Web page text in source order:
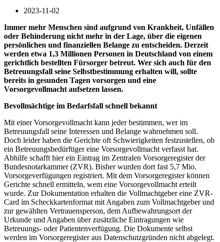
2023-11-02
Immer mehr Menschen sind aufgrund von Krankheit, Unfällen
oder Behinderung nicht mehr in der Lage, über die eigenen
persönlichen und finanziellen Belange zu entscheiden. Derzeit
werden etwa 1,3 Millionen Personen in Deutschland von einem
gerichtlich bestellten Fürsorger betreut. Wer sich auch für den
Betreuungsfall seine Selbstbestimmung erhalten will, sollte
bereits in gesunden Tagen vorsorgen und eine
Vorsorgevollmacht aufsetzen lassen.
Bevollmächtige im Bedarfsfall schnell bekannt
Mit einer Vorsorgevollmacht kann jeder bestimmen, wer im
Betreuungsfall seine Interessen und Belange wahrnehmen soll.
Doch leider haben die Gerichte oft Schwierigkeiten festzustellen, ob
ein Betreuungsbedürftiger eine Vorsorgevollmacht verfasst hat.
Abhilfe schafft hier ein Eintrag im Zentralen Vorsorgeregister der
Bundesnotarkammer (ZVR). Bisher wurden dort fast 5,7 Mio.
Vorsorgeverfügungen registriert. Mit dem Vorsorgeregister können
Gerichte schnell ermitteln, wem eine Vorsorgevollmacht erteilt
wurde. Zur Dokumentation erhalten die Vollmachtgeber eine ZVR-
Card im Scheckkartenformat mit Angaben zum Vollmachtgeber und
zur gewählten Vertrauensperson, dem Aufbewahrungsort der
Urkunde und Angaben über zusätzliche Eintragungen wie
Betreuungs- oder Patientenverfügung. Die Dokumente selbst
werden im Vorsorgeregister aus Datenschutzgründen nicht abgelegt.